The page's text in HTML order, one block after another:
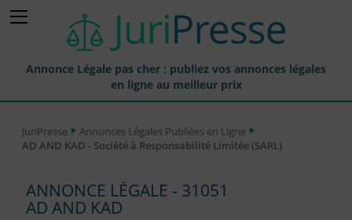
Annonce Légale pas cher : publiez vos annonces légales
en ligne au meilleur prix
Annonces Légales Publiées
Journaux Habilités (JAL) Annonces Légales
JuriPresse
Annonces Légales Publiées en Ligne
AD AND KAD - Société à Responsabilité Limitée (SARL)
ANNONCE LÉGALE - 31051
AD AND KAD